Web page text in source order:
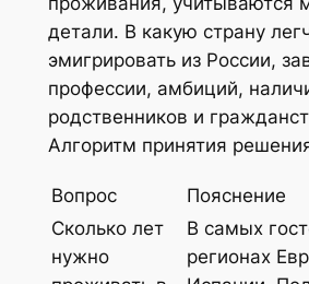
детали. В какую страну
эмигрировать из России,
профессии, амбиций,
родственников и
Алгоритм принятия
Вопрос
Пояснение
Сколько лет
нужно
В самых
регионах